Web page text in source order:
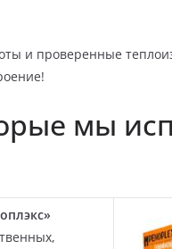
и проверенные
мы